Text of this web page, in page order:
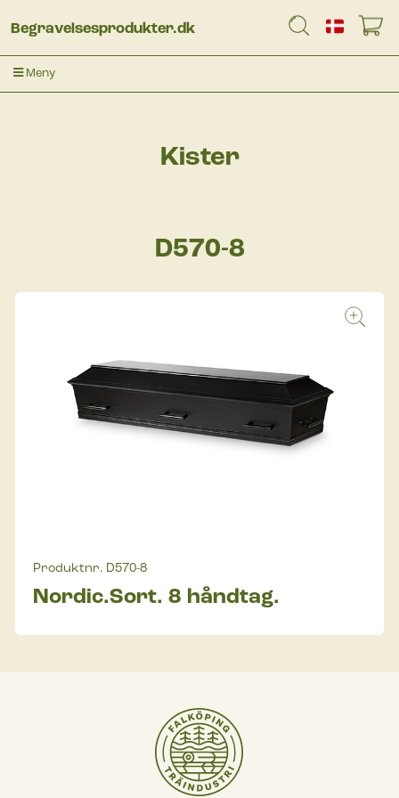
Begravelsesprodukter.dk
Meny
Kister
D570-8
Produktnr. D570-8
Nordic.Sort. 8 håndtag.